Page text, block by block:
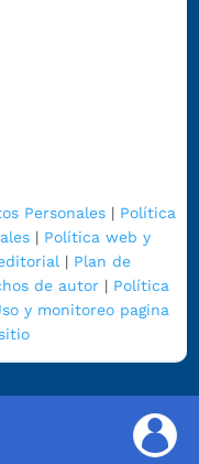
Personales| Política
| Política web y
| Plan de
de autor| Política
y monitoreo pagina